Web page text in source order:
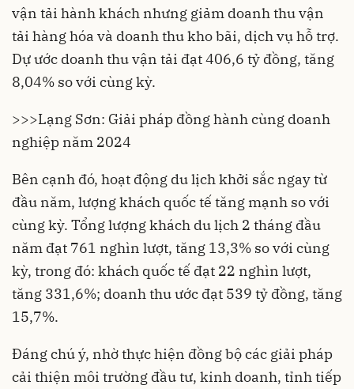
vận tải hành khách nhưng giảm doanh thu vận
tải hàng hóa và doanh thu kho bãi, dịch vụ hỗ trợ.
Dự ước doanh thu vận tải đạt 406,6 tỷ đồng, tăng
8,04% so với cùng kỳ.
>>>Lạng Sơn: Giải pháp đồng hành cùng doanh
nghiệp năm 2024
Bên cạnh đó, hoạt động du lịch khởi sắc ngay từ
đầu năm, lượng khách quốc tế tăng mạnh so với
cùng kỳ. Tổng lượng khách du lịch 2 tháng đầu
năm đạt 761 nghìn lượt, tăng 13,3% so với cùng
kỳ, trong đó: khách quốc tế đạt 22 nghìn lượt,
tăng 331,6%; doanh thu ước đạt 539 tỷ đồng, tăng
15,7%.
Đáng chú ý, nhờ thực hiện đồng bộ các giải pháp
cải thiện môi trường đầu tư, kinh doanh, tỉnh tiếp